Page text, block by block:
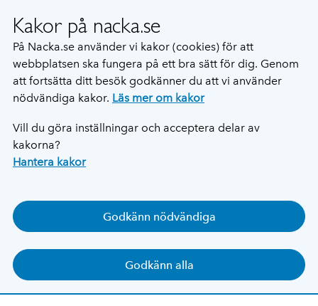
Kakor på nacka.se
På Nacka.se använder vi kakor (cookies) för att
webbplatsen ska fungera på ett bra sätt för dig. Genom
att fortsätta ditt besök godkänner du att vi använder
nödvändiga kakor. Läs mer om kakor
Vill du göra inställningar och acceptera delar av
kakorna?
Hantera kakor
Godkänn nödvändiga
Godkänn alla